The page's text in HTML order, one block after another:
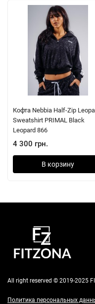
Кофта Nebbia Half-Zip
Sweatshirt PRIMAL Black
Leopard 866
4 300 грн.
В корзину
All right reserved © 2019-2025
Политика персональных